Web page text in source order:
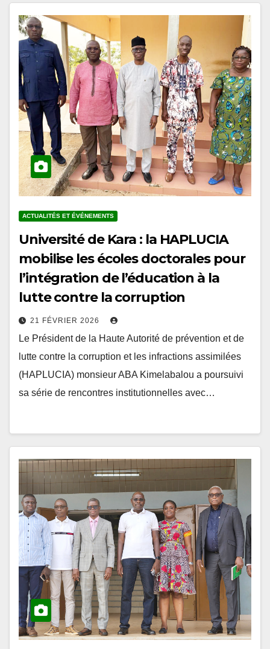
Université de Kara : la HAPLUCIA
mobilise les écoles doctorales pour
l’intégration de l’éducation à la
lutte contre la corruption
Le Président de la Haute Autorité de prévention et de
lutte contre la corruption et les infractions assimilées
(HAPLUCIA) monsieur ABA Kimelabalou a poursuivi
sa série de rencontres institutionnelles avec…